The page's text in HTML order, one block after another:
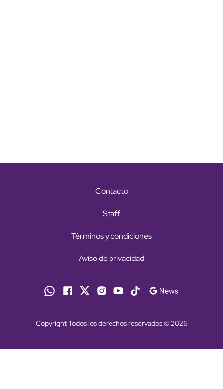
Contacto
Staff
Términos y condiciones
Aviso de privacidad
Copyright Todos los derechos reservados © 2026